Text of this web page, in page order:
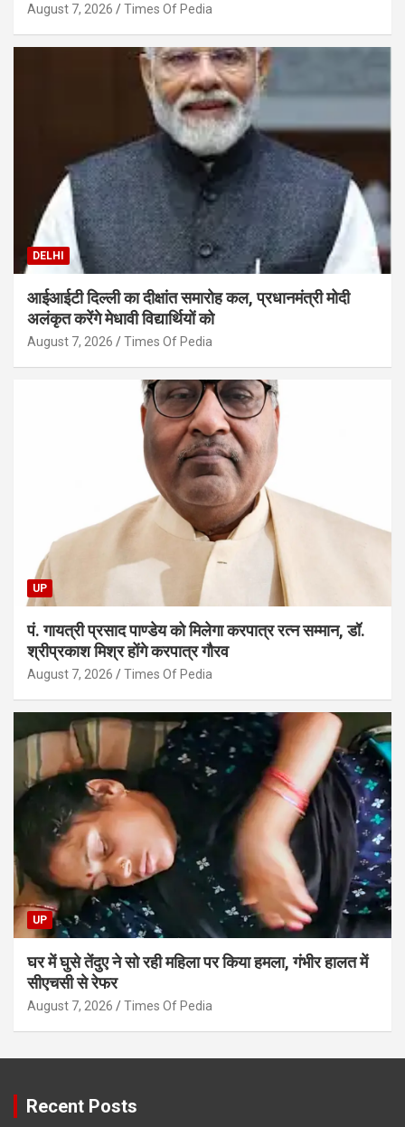
August 7, 2026 Times Of Pedia
DELHI
आईआईटी दिल्ली का दीक्षांत समारोह कल, प्रधानमंत्री मोदी
अलंकृत करेंगे मेधावी विद्यार्थियों को
August 7, 2026 Times Of Pedia
UP
पं. गायत्री प्रसाद पाण्डेय को मिलेगा करपात्र रत्न सम्मान, डॉ.
श्रीप्रकाश मिश्र होंगे करपात्र गौरव
August 7, 2026 Times Of Pedia
UP
घर में घुसे तेंदुए ने सो रही महिला पर किया हमला, गंभीर हालत में
सीएचसी से रेफर
August 7, 2026 Times Of Pedia
Recent Posts